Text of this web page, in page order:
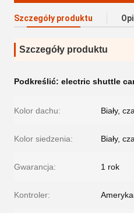
Szczegóły produktu
Szczegóły produktu
Podkreślić: electric shuttle
Kolor dachu: Biały,
Kolor siedzenia: Biały,
Gwarancja: 1 rok
Kontroler: